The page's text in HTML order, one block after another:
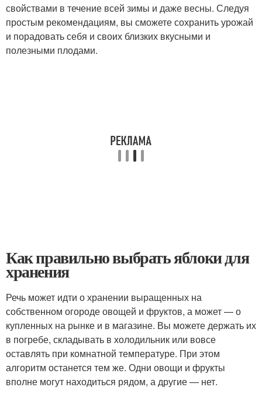
свойствами в течение всей зимы и даже весны. Следуя
простым рекомендациям, вы сможете сохранить урожай
и порадовать себя и своих близких вкусными и
полезными плодами.
Как правильно выбрать яблоки для
хранения
Речь может идти о хранении выращенных на
собственном огороде овощей и фруктов, а может — о
купленных на рынке и в магазине. Вы можете держать их
в погребе, складывать в холодильник или вовсе
оставлять при комнатной температуре. При этом
алгоритм останется тем же. Одни овощи и фрукты
вполне могут находиться рядом, а другие — нет.